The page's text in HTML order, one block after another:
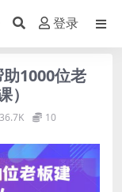
登录
助1000位老
36.7K 10